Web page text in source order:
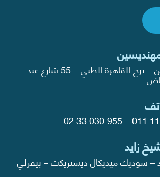
المهندسين – برج القاهرة الطبي – 55 شارع عبد
02 33 030 955–011
زايد